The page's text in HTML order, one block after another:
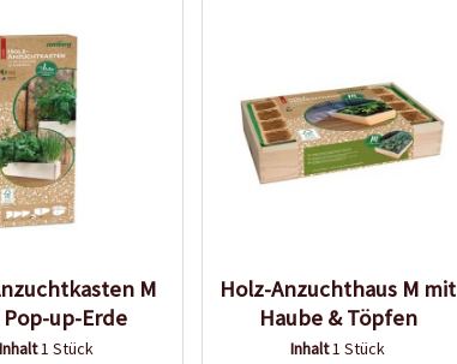
M
up-Erde
Inhalt1 Stück
Holz-Anzuchthaus M mit
Haube & Töpfen
Inhalt1 Stück